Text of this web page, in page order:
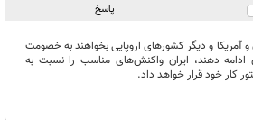
پاسخ
و آمریکا و دیگر کشور‌های اروپایی بخواهند به خصومت
ادامه دهند، ایران واکنش‌های مناسب را نسبت به
کار خود قرار خواهد داد.